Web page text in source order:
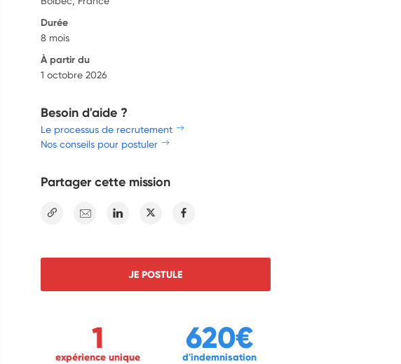
Durée
8 mois
À partir du
1 octobre 2026
Besoin d'aide ?
Le processus de recrutement
Nos conseils pour postuler
Partager cette mission
E-mail Linkedin Twitter
JE POSTULE
1
expérience unique
620€
d'indemnisation